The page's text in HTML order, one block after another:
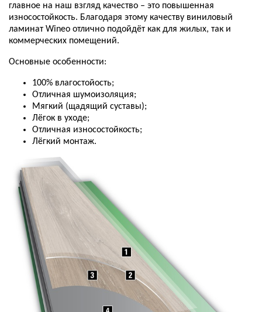
главное на наш взгляд качество – это повышенная
износостойкость. Благодаря этому качеству виниловый
ламинат Wineo отлично подойдёт как для жилых, так и
коммерческих помещений.
Основные особенности:
100% влагостойость;
Отличная шумоизоляция;
Мягкий (щадящий суставы);
Лёгок в уходе;
Отличная износостойкость;
Лёгкий монтаж.